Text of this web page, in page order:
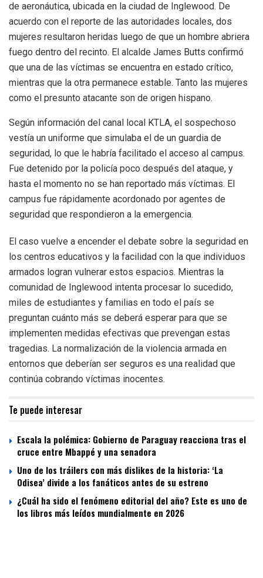
de aeronáutica, ubicada en la ciudad de Inglewood. De
acuerdo con el reporte de las autoridades locales, dos
mujeres resultaron heridas luego de que un hombre abriera
fuego dentro del recinto. El alcalde James Butts confirmó
que una de las víctimas se encuentra en estado crítico,
mientras que la otra permanece estable. Tanto las mujeres
como el presunto atacante son de origen hispano.
Según información del canal local KTLA, el sospechoso
vestía un uniforme que simulaba el de un guardia de
seguridad, lo que le habría facilitado el acceso al campus.
Fue detenido por la policía poco después del ataque, y
hasta el momento no se han reportado más víctimas. El
campus fue rápidamente acordonado por agentes de
seguridad que respondieron a la emergencia.
El caso vuelve a encender el debate sobre la seguridad en
los centros educativos y la facilidad con la que individuos
armados logran vulnerar estos espacios. Mientras la
comunidad de Inglewood intenta procesar lo sucedido,
miles de estudiantes y familias en todo el país se
preguntan cuánto más se deberá esperar para que se
implementen medidas efectivas que prevengan estas
tragedias. La normalización de la violencia armada en
entornos que deberían ser seguros es una realidad que
continúa cobrando víctimas inocentes.
Te puede interesar
Escala la polémica: Gobierno de Paraguay reacciona tras el
cruce entre Mbappé y una senadora
Uno de los tráilers con más dislikes de la historia: ‘La
Odisea’ divide a los fanáticos antes de su estreno
¿Cuál ha sido el fenómeno editorial del año? Este es uno de
los libros más leídos mundialmente en 2026